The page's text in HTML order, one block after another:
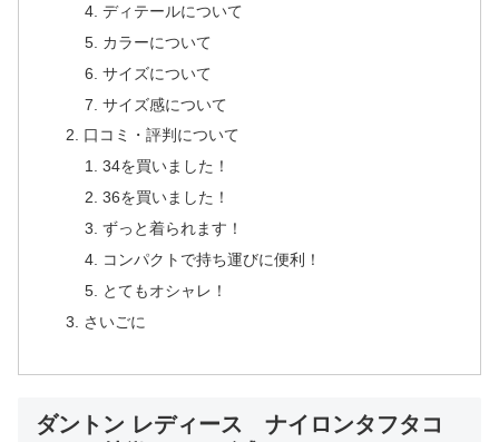
ディテールについて
カラーについて
サイズについて
サイズ感について
口コミ・評判について
34を買いました！
36を買いました！
ずっと着られます！
コンパクトで持ち運びに便利！
とてもオシャレ！
さいごに
ダントン レディース ナイロンタフタコ